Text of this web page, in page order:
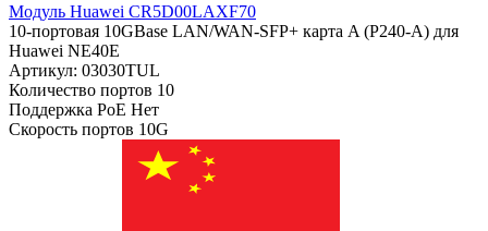
Модуль Huawei CR5D00LAXF70
10-портовая 10GBase LAN/WAN-SFP+ карта A (P240-A) для
Huawei NE40E
Артикул: 03030TUL
Количество портов 10
Поддержка PoE Нет
Скорость портов 10G